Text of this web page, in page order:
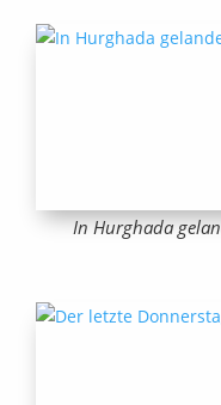
In Hurghada